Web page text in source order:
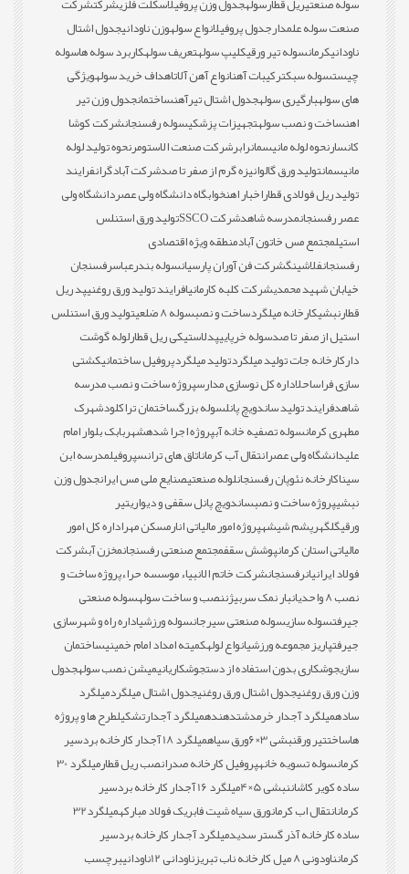
صنعت سوله علمدارجدول پروفیلانواع سولهوزن ناودانیجدول اشتال
ناودانیکرمانسوله تیر ورقیکلیپ سولهتعریف سولهکاربرد سوله هاسوله
چیستسوله سبکترکیبات آهنانواع آهن آلاتاهداف خرید سولهویژگی
های سولهبارگیری سولهجدول اشتال تیرآهنساختمانجدول وزن تیر
اهنساخت و نصب سولهتجهیزات پزشکیسوله رفسنجانشرکت کوشا
کانسارنحوه لوله مانیسمانرابرشرکت صنعت الاستومرنحوه تولید لوله
مانیسمانتولید ورق گالوانیزه گرم از صفر تا صدشرکت آبادگرانفرایند
تولید ریل فولادی قطاراخبار اهنخوابگاه دانشگاه ولی عصردانشگاه ولی
عصر رفسنجانمدرسه شاهدشرکت SSCO
تولید ورق استنلس
استیلمجتمع مس خاتون آبادمنطقه ویژه اقتصادی
رفسنجانفلاشینگشرکت فن آوران پارسیانسوله بندرعباسرفسنجان
خیابان شهید محمدیشرکت کلبه کارمانیافرایند تولید ورق روغنیپد ریل
قطارنبشیکارخانه میلگردساخت و نصبسوله 8 ضلعی
تولید ورق استنلس
استیل از صفر تا صدسوله خرپاییپدلاستیکی ریل قطارلوله گوشت
دارکارخانه جات تولید میلگردتولید میلگردپروفیل ساختمانیکشتی
سازی فراساحلاداره کل نوسازی مدارسپروژه ساخت و نصب مدرسه
شاهدفرایند تولید ساندویچ پانلسوله بزرگساختمان تراکلودشهرک
مطهری کرمانسوله تصفیه خانه آبپروژه اجرا شدهشهربابک بلوار امام
علیدانشگاه ولی عصرانتقال آب کرماناتاق های ترانسپروفیلمدرسه ابن
سیناکارخانه نئوپان رفسنجانلوله صنعتیصنایع ملی مس ایرانجدول وزن
نبشیپروژه ساخت و نصبساندویچ پانل سقفی و دیواریتیر
ورقیگلگهرپشم شیشهپروژه امور مالیاتی انارمسکن مهراداره کل امور
مالیاتی استان کرمانپوشش سقفمجتمع صنعتی رفسنجانمخزن آبشرکت
فولاد ایرانیانرفسنجانشرکت خاتم الانبیاء موسسه حراءپروژه ساخت و
نصب 8 واحدی
انبار نمک سربیژننصب و ساخت سولهسوله صنعتی
جیرفتسوله سازیسوله صنعتی سیرجانسوله ورزشیاداره راه و شهرسازی
جیرفتپاریز مجموعه ورزشیانواع لولهکمیته امداد امام خمینیساختمان
سازیجوشکاری بدون استفاده از دستجوشکاریانیمیشن نصب سولهجدول
وزن ورق روغنیجدول اشتال ورق روغنیجدول اشتال میلگردمیلگرد
سادهمیلگرد آجدار خرمدشتدهندهمیلگرد آجدارتشکیلطرح ها و پروژه
هاساختتیر ورقنبشی 3×6 ورق سیاه
میلگرد 18 آجدار کارخانه بردسیر
کرمانسوله تسویه خانهپروفیل کارخانه صدرانصب ریل قطار
میلگرد 30
ساده کویر کاشاننبشی 5×4
میلگرد 16 آجدار کارخانه بردسیر
کرمانانتقال اب کرمانورق سیاه شیت فابریک فولاد مبارکه
میلگرد32
ساده کارخانه آذر گستر سدیدمیلگرد آجدار کارخانه بردسیر
کرمانناودونی 8 میل کارخانه ناب تبریز ناودانی 12 ناودانیبرچسب